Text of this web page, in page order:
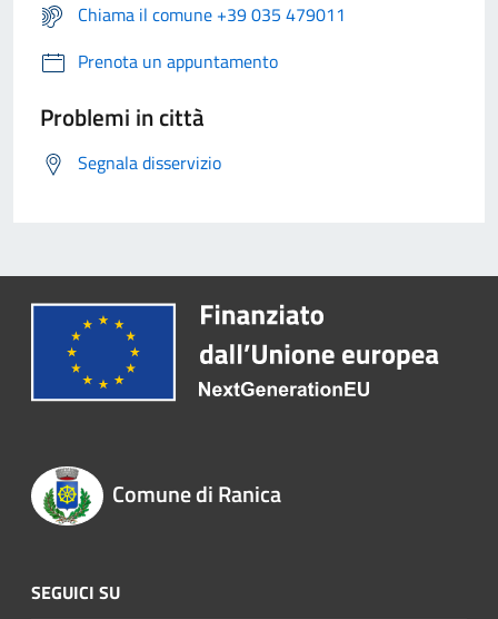
Chiama il comune +39 035 479011
Prenota un appuntamento
Problemi in città
Segnala disservizio
Comune di Ranica
SEGUICI SU